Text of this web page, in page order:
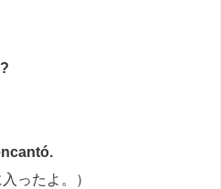
ったよ。）